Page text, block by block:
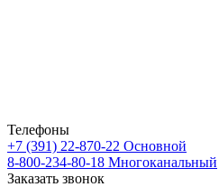
Телефоны
+7 (391) 22-870-22 Основной
8-800-234-80-18 Многоканальный
Заказать звонок